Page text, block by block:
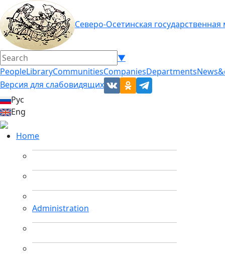
Северо-Осетинская
▼
PeopleLibraryCommunitiesCompaniesDepartments
Версия для слабовидящих
Рус
Eng
Home
Administration